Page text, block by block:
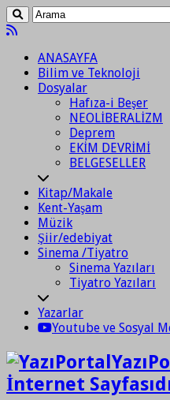
ANASAYFA
Bilim ve Teknoloji
Dosyalar
Hafıza-i Beşer
NEOLİBERALİZM
Deprem
EKİM DEVRİMİ
BELGESELLER
Kitap/Makale
Kent-Yaşam
Müzik
Şiir/edebiyat
Sinema /Tiyatro
Sinema Yazıları
Tiyatro Yazıları
Yazarlar
Youtube ve Sosyal
İnternet